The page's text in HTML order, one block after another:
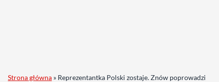
Strona główna » Reprezentantka Polski zostaje. Znów poprowadzi